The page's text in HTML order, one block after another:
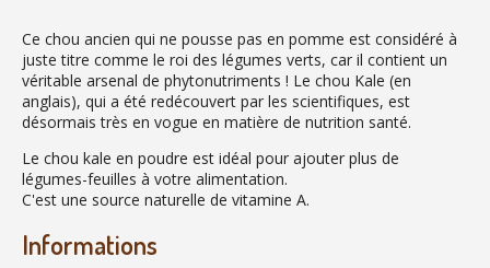
Ce chou ancien qui ne pousse pas en pomme est considéré à
juste titre comme le roi des légumes verts, car il contient un
véritable arsenal de phytonutriments ! Le chou Kale (en
anglais), qui a été redécouvert par les scientifiques, est
désormais très en vogue en matière de nutrition santé.
Le chou kale en poudre est idéal pour ajouter plus de
légumes-feuilles à votre alimentation.
C'est une source naturelle de vitamine A.
Informations